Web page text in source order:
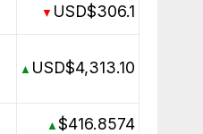
▼ USD$306.1
▲ USD$4,313.10
▲$416.8574